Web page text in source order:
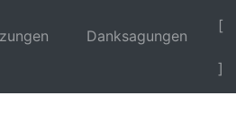
Danksagungen
[
]